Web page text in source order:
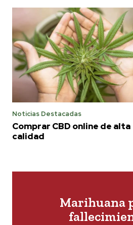
Noticias Destacadas
Comprar CBD online de alta
calidad
Marihuana